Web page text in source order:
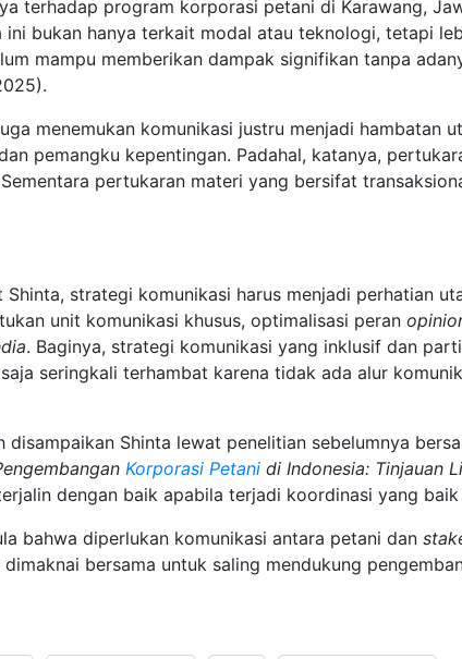
terhadap program korporasi petani di Karawang,
ini bukan hanya terkait modal atau teknologi, tetapi
mampu memberikan dampak signifikan tanpa
menemukan komunikasi justru menjadi hambatan
pemangku kepentingan. Padahal, katanya,
pertukaran materi yang bersifat
Shinta, strategi komunikasi harus menjadi perhatian
unit komunikasi khusus, optimalisasi peran
. Baginya, strategi komunikasi yang inklusif dan
seringkali terhambat karena tidak ada alur
disampaikan Shinta lewat penelitian sebelumnya
Korporasi Petani di Indonesia: Tinjauan
dengan baik apabila terjadi koordinasi yang
bahwa diperlukan komunikasi antara petani dan
bersama untuk saling mendukung